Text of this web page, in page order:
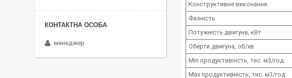
Конструктивне виконання
Фазність
Потужність двигуна, кВт
Оберти двигуна, об/хв
Min продуктивність, тис. м3/год
Max продуктивність, тис. м3/год
менеджер